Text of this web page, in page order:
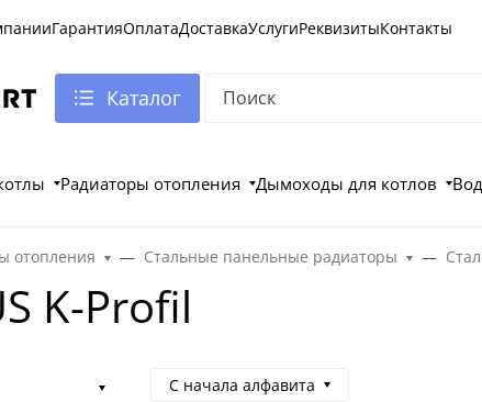
ГарантияОплатаДоставкаУслугиРеквизитыКонтакты
Каталог
Радиаторы отопления Дымоходы для котлов
отопления Стальные панельные радиаторы
K-Profil
С начала алфавита